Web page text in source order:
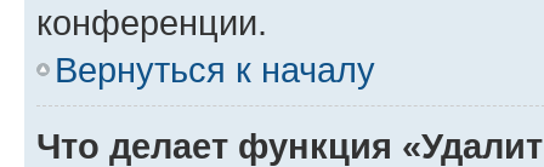
конференции.
Вернуться к началу
Что делает функция